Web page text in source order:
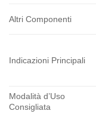
Altri Componenti
Indicazioni Principali
Modalità d’Uso
Consigliata